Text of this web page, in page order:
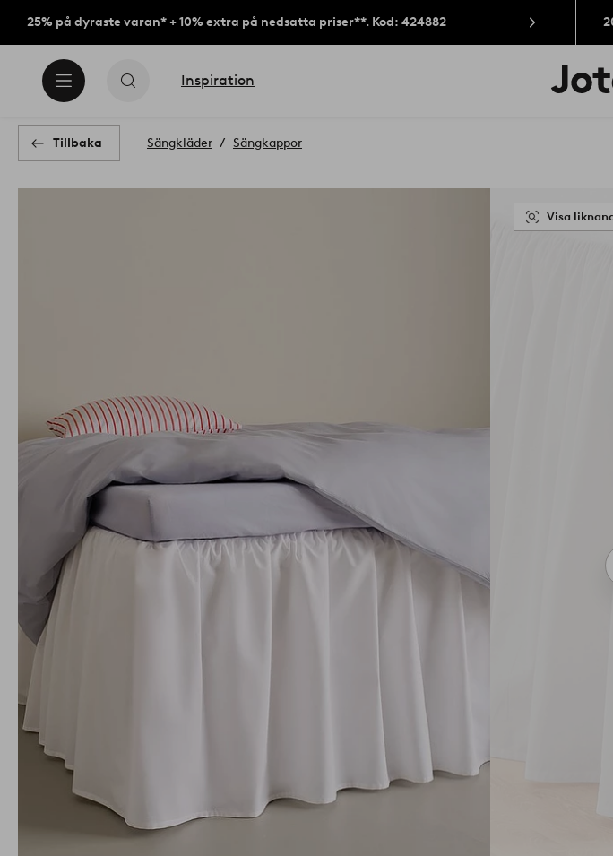
25% på dyraste varan* + 10% extra på nedsatta priser**. Kod: 424882
Inspiration
Jotex
logotyp
Tillbaka Sängkläder Sängkappor
Visa